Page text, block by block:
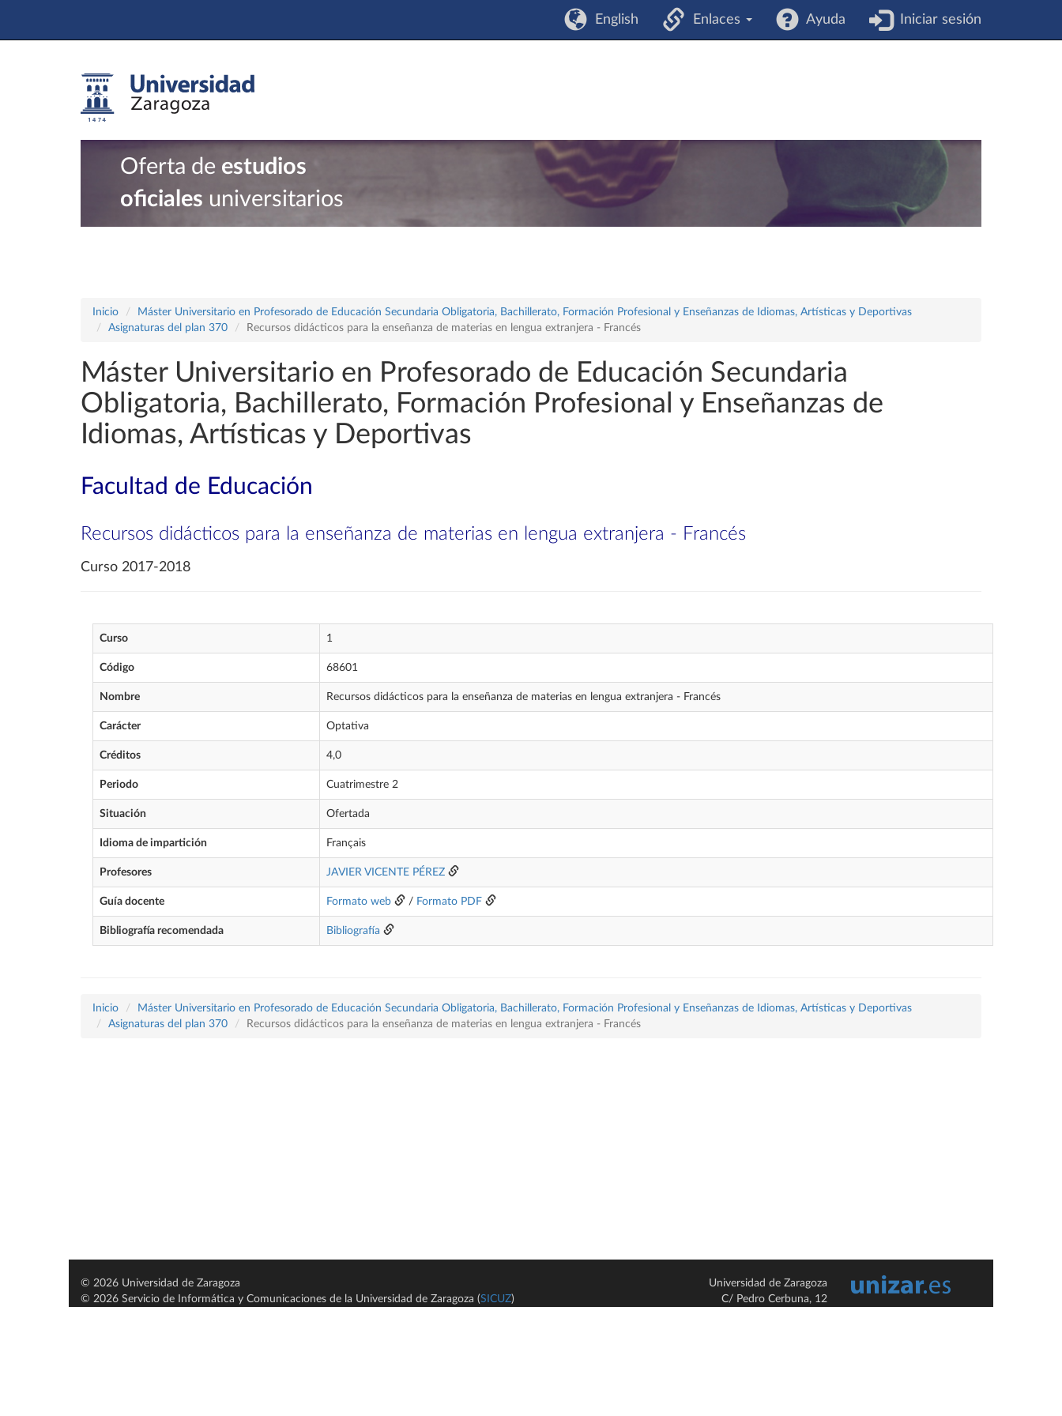
English Enlaces Ayuda Iniciar sesión
Oferta de estudios
oficiales universitarios
Inicio
Máster Universitario en Profesorado de Educación Secundaria Obligatoria, Bachillerato, Formación Profesional y Enseñanzas de Idiomas, Artísticas y Deportivas
Asignaturas del plan 370
Recursos didácticos para la enseñanza de materias en lengua extranjera - Francés
Máster Universitario en Profesorado de Educación Secundaria
Obligatoria, Bachillerato, Formación Profesional y Enseñanzas de
Idiomas, Artísticas y Deportivas
Facultad de Educación
Recursos didácticos para la enseñanza de materias en lengua extranjera - Francés
Curso 2017-2018
Curso 1
Código 68601
Nombre Recursos didácticos para la enseñanza de materias en lengua extranjera - Francés
Carácter Optativa
Créditos 4,0
Periodo Cuatrimestre 2
Situación Ofertada
Idioma de impartición Français
Profesores JAVIER VICENTE PÉREZ
Guía docente Formato web / Formato PDF
Bibliografía recomendada Bibliografía
Inicio
Máster Universitario en Profesorado de Educación Secundaria Obligatoria, Bachillerato, Formación Profesional y Enseñanzas de Idiomas, Artísticas y Deportivas
Asignaturas del plan 370
Recursos didácticos para la enseñanza de materias en lengua extranjera - Francés
© 2026 Universidad de Zaragoza
© 2026 Servicio de Informática y Comunicaciones de la Universidad de Zaragoza (SICUZ)
Universidad de Zaragoza
C/ Pedro Cerbuna, 12